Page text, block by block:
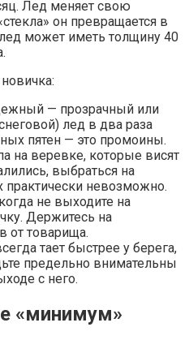
Лед меняет свою
он превращается в
может иметь толщину 40
— прозрачный или
лед в два раза
пятен — это промоины.
на веревке, которые висят
выбраться на
практически невозможно.
не выходите на
Держитесь на
от товарища.
тает быстрее у берега,
предельно внимательны
с него.
«минимум»